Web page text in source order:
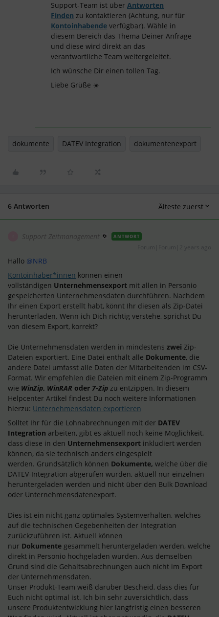
Support-Team ist über Antworten
Finden zu kontaktieren (Achtung, nur für
Kontoinhabende verfügbar). Wähle in
diesem Bereich das Thema Deiner Anfrage
und diese wird direkt an das
verantwortliche Team weitergeleitet.
Ich wünsche Dir einen tollen Tag.
Liebe Grüße ☀️
dokumente DATEV Integration dokumentenexport
6 Antworten Älteste zuerst
Support Zeitmanagement ANTWORT
Hallo @NRB
Kontoinhaber*innen können einen
vollständigen Unternehmensexport mit allen in Personio
gespeicherten Unternehmensdaten durchführen. Nachdem
Ihr einen Export erstellt habt, könnt Ihr diesen als Zip-Datei
herunterladen. Wenn ich Dich richtig verstehe, sprichst Du
von diesem Export, korrekt?
Die Unternehmensdaten werden in mindestens zwei Zip-
Dateien exportiert. Eine Datei enthält alle Dokumente, die
andere Datei umfasst alle Daten der Mitarbeitenden im CSV-
Format. Wir empfehlen die Dateien mit einem Zip-Programm
wie WinZip, WinRAR oder 7-Zip zu entzippen. In diesem
Helpcenter Artikel findest Du noch weitere Informationen
hierzu: Unternehmensdaten exportieren
Solltet Ihr für die Lohnabrechnungen mit der DATEV
Integration arbeiten, gibt es aktuell noch keine Möglichkeit,
dass diese in den Unternehmensexport inkludiert werden
können, da sie technisch anders eingespielt
werden. Grundsätzlich können Dokumente, welche über die
DATEV-Integration abgerufen wurden, aktuell nur einzelnen
heruntergeladen werden und nicht über den Bulk Download
oder Unternehmensdatenexport.
Dies ist ein nicht ganz optimales Systemverhalten, welches
auf die technischen Gegebenheiten der Integration
zurückzuführen ist. Aktuell können
nur Dokumente gesammelt heruntergeladen werden, welche
direkt in Personio hochgeladen wurden. Aus demselben
Grund sind die Gehaltsabrechnungen auch nicht im Export
der Unternehmensdaten.
Unser Produkt-Team weiß darüber Bescheid, dass dies für
Euch nicht optimal ist. Ich bin sehr zuversichtlich, dass
unsere Produktentwicklung hier langfristig einen besseren